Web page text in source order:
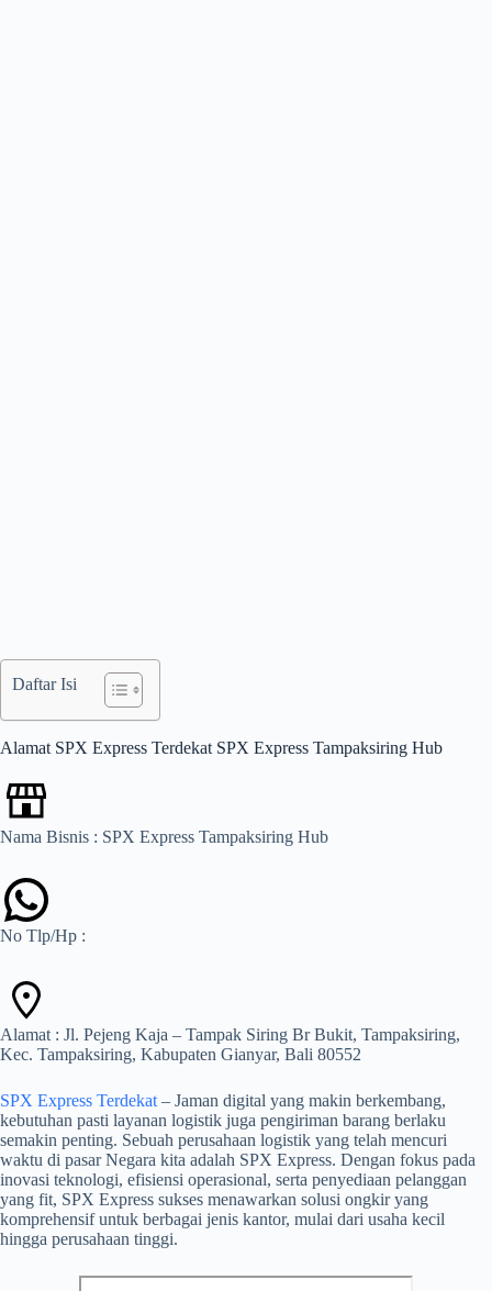
Daftar Isi
Alamat SPX Express Terdekat SPX Express Tampaksiring Hub
Nama Bisnis : SPX Express Tampaksiring Hub
No Tlp/Hp :
Alamat : Jl. Pejeng Kaja – Tampak Siring Br Bukit, Tampaksiring,
Kec. Tampaksiring, Kabupaten Gianyar, Bali 80552
SPX Express Terdekat – Jaman digital yang makin berkembang,
kebutuhan pasti layanan logistik juga pengiriman barang berlaku
semakin penting. Sebuah perusahaan logistik yang telah mencuri
waktu di pasar Negara kita adalah SPX Express. Dengan fokus pada
inovasi teknologi, efisiensi operasional, serta penyediaan pelanggan
yang fit, SPX Express sukses menawarkan solusi ongkir yang
komprehensif untuk berbagai jenis kantor, mulai dari usaha kecil
hingga perusahaan tinggi.